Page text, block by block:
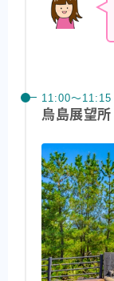
11:00〜11:15
烏島展望